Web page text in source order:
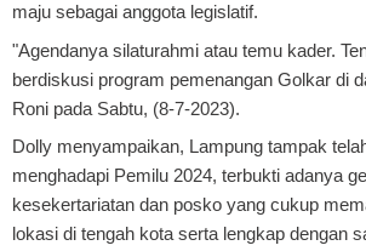
maju sebagai anggota legislatif.
"Agendanya silaturahmi atau temu kader.
berdiskusi program pemenangan Golkar di
Roni pada Sabtu, (8-7-2023).
Dolly menyampaikan, Lampung tampak
menghadapi Pemilu 2024, terbukti adanya
kesekertariatan dan posko yang cukup
lokasi di tengah kota serta lengkap dengan